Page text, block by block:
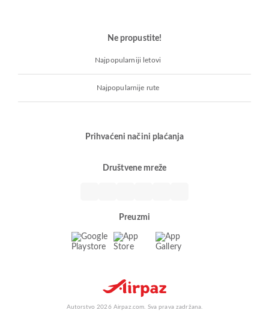
Ne propustite!
Najpopularniji letovi
Najpopularnije rute
Prihvaćeni načini plaćanja
Društvene mreže
Preuzmi
Autorstvo 2026 Airpaz.com. Sva prava zadržana.